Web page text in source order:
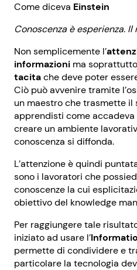
Come diceva Einstein
Conoscenza è esperienza.
Non semplicemente l’
informazioni ma
tacitache deve poter
Ciò può avvenire tramite
un maestro che trasmette il
apprendisti come
creare un ambiente
conoscenza si diffonda.
L’attenzione è quindi
sono i lavoratori che
conoscenze la cui
obiettivo del knowledge
Per raggiungere tale
iniziato ad usare l’
permette di condividere e
particolare la tecnologia